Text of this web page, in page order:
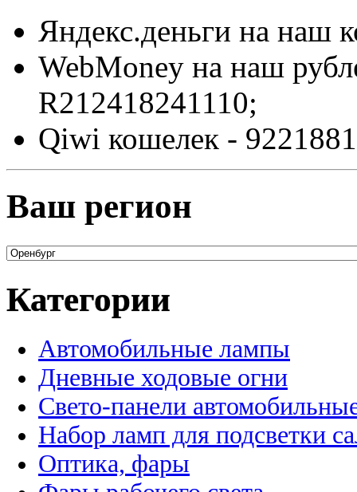
Яндекс.деньги на наш
WebMoney на наш
R212418241110;
Qiwi кошелек -
Ваш регион
Категории
Автомобильные лампы
Дневные ходовые огни
Свето-панели
Набор ламп для подсветки
Оптика, фары